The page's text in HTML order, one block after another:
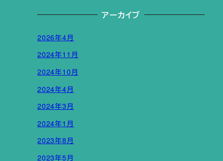
アーカイブ
2026年4月
2024年11月
2024年10月
2024年4月
2024年3月
2024年1月
2023年8月
2023年5月